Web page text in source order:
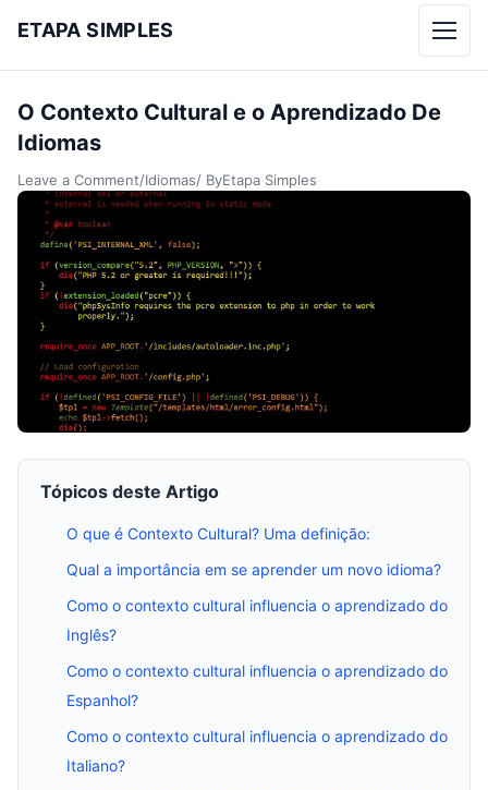
ETAPA SIMPLES Menu
O Contexto Cultural e o Aprendizado De
Idiomas
Leave a Comment/Idiomas/ ByEtapa Simples
Tópicos deste Artigo
O que é Contexto Cultural? Uma definição:
Qual a importância em se aprender um novo idioma?
Como o contexto cultural influencia o aprendizado do
Inglês?
Como o contexto cultural influencia o aprendizado do
Espanhol?
Como o contexto cultural influencia o aprendizado do
Italiano?